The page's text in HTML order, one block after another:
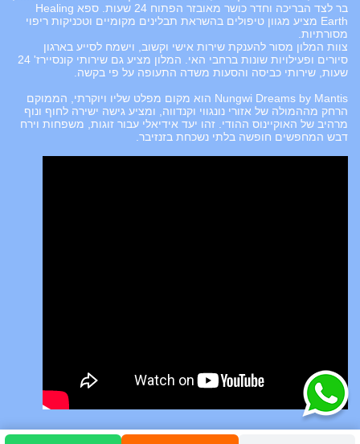
בר לצד הבריכה וחדר כושר מאובזר הפתוח 24 שעות. ספא Healing
Earth מציע מגוון טיפולים בהשראת תבלינים מקומיים וטכניקות ריפוי
מסורתיות.
צוות המלון מסור להענקת שירות אישי וקשוב, וישמח לסייע בארגון
סיורים ופעילויות שונות ברחבי האי. המלון מציע גם שירותי קונסיירז' 24
שעות, שירותי כביסה והסעות משדה התעופה על פי בקשה.
Nungwi Dreams by Mantis הוא מקום מפלט שליו ויוקרתי, הממוקם
הרחק מההמולה של אזורי נונגווי וקנדווה, ומציע גישה ישירה לחוף ונוף
מרהיב של האוקיינוס ההודי. זהו יעד אידיאלי עבור זוגות, משפחות וירח
דבש המחפשים חופשה בלתי נשכחת בזנזיבר.